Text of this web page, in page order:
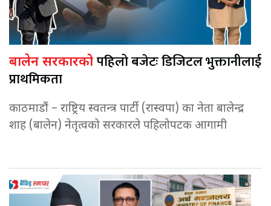
बालेन सरकारको पहिलो बजेटः डिजिटल भुक्तानीलाई
प्राथमिकता
काठमाडौं – राष्ट्रिय स्वतन्त्र पार्टी (रास्वपा) का नेता बालेन्द्र
शाह (बालेन) नेतृत्वको सरकारले पहिलोपटक आगामी